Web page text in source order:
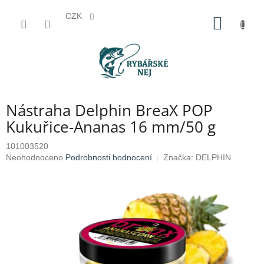
CZK
Nástraha Delphin BreaX POP
Kukuřice-Ananas 16 mm/50 g
101003520
Průměrné
Neohodnoceno Podrobnosti hodnocení Značka: DELPHIN